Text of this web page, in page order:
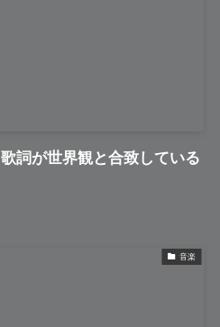
詞が世界観と合致している
音楽